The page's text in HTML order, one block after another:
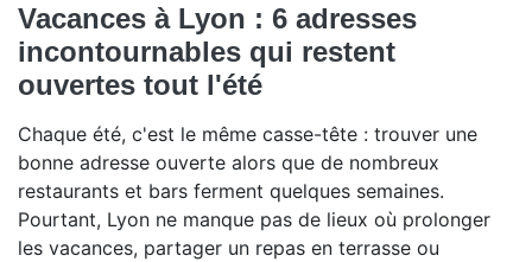
Vacances à Lyon : 6 adresses
incontournables qui restent
ouvertes tout l'été
Chaque été, c'est le même casse-tête : trouver une
bonne adresse ouverte alors que de nombreux
restaurants et bars ferment quelques semaines.
Pourtant, Lyon ne manque pas de lieux où prolonger
les vacances, partager un repas en terrasse ou